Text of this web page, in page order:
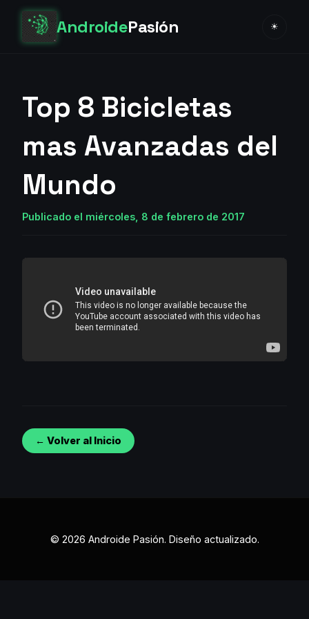
AndroidePasión ☀
Top 8 Bicicletas
mas Avanzadas del
Mundo
Publicado el miércoles, 8 de febrero de 2017
← Volver al Inicio
© 2026 Androide Pasión. Diseño actualizado.